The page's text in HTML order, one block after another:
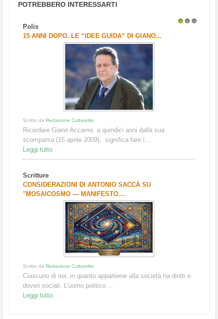
POTREBBERO INTERESSARTI
Polis
15 ANNI DOPO. LE “IDEE GUIDA” DI GIANO...
Scritto da Redazione Culturelite
Ricordare Giano Accame, a quindici anni dalla sua
scomparsa (15 aprile 2009), significa fare l...
Leggi tutto
Scritture
CONSIDERAZIONI DI ANTONIO SACCÀ SU
"MOSAICOSMO — MANIFESTO....
Scritto da Redazione Culturelite
Ciascuno di noi, in quanto appartiene alla società ha diritti e
doveri sociali. L'uomo politico ...
Leggi tutto